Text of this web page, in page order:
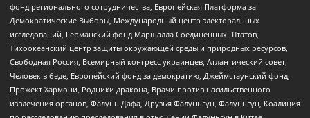
фонд регионального сотрудничества, Европейская Платформа за
Демократические Выборы, Международный центр электоральных
исследований, Германский фонд Маршалла Соединенных Штатов,
Тихоокеанский центр защиты окружающей среды и природных ресурсов,
Свободная Россия, Всемирный конгресс украинцев, Атлантический совет,
Человек в беде, Европейский фонд за демократию, Джеймстаунский фонд,
Прожект Хармони, Родники дракона, Врачи против насильственного
извлечения органов, Фалунь Дафа, Друзья Фалуньгун, Фалуньгун, Коалиция